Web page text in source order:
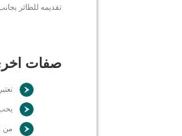
تقديمه للطائر
صفات اخرى
من